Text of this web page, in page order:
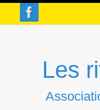
Passer
vers
Les